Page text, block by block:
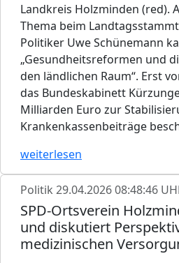
Landkreis Holzminden (red).
Thema beim
Politiker Uwe Schünemann
„Gesundheitsreformen und
den ländlichen Raum“. Erst
das Bundeskabinett
Milliarden Euro zur
Krankenkassenbeiträge
weiterlesen
Politik 29.04.2026 08:48:46
SPD-Ortsverein
und diskutiert
medizinischen